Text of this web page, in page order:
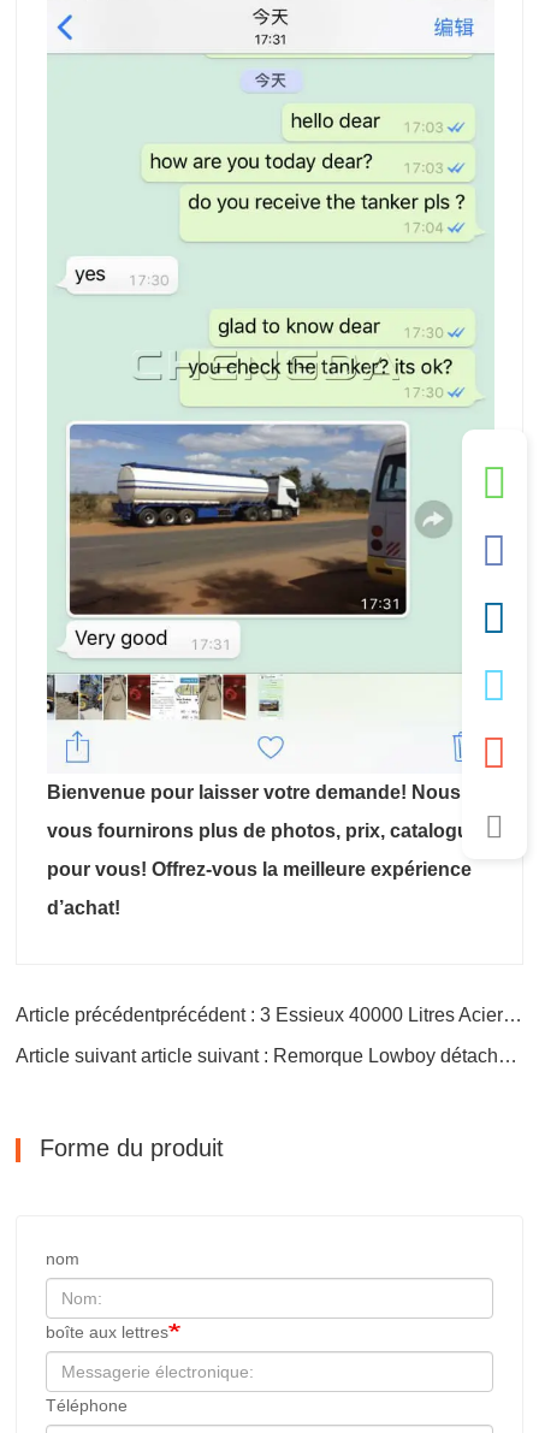
Bienvenue pour laisser votre demande! Nous
vous fournirons plus de photos, prix, catalogue
pour vous! Offrez-vous la meilleure expérience
d’achat!
Article précédentprécédent : 3 Essieux 40000 Litres Acier Inoxydable Carburant-Citernes Remorques
Article suivant article suivant : Remorque Lowboy détachable à 4 essieux
Forme du produit
nom
boîte aux lettres
Téléphone